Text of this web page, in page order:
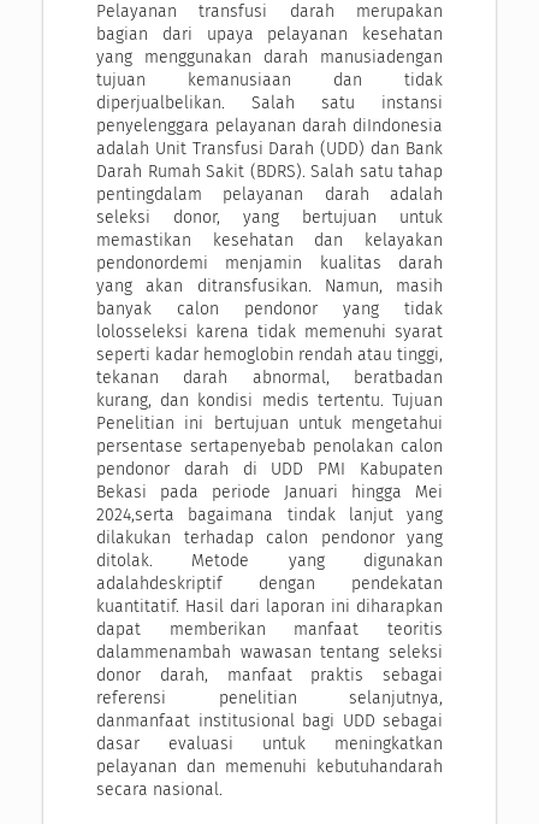
Pelayanan transfusi darah merupakan
bagian dari upaya pelayanan kesehatan
yang menggunakan darah manusiadengan
tujuan kemanusiaan dan tidak
diperjualbelikan. Salah satu instansi
penyelenggara pelayanan darah diIndonesia
adalah Unit Transfusi Darah (UDD) dan Bank
Darah Rumah Sakit (BDRS). Salah satu tahap
pentingdalam pelayanan darah adalah
seleksi donor, yang bertujuan untuk
memastikan kesehatan dan kelayakan
pendonordemi menjamin kualitas darah
yang akan ditransfusikan. Namun, masih
banyak calon pendonor yang tidak
lolosseleksi karena tidak memenuhi syarat
seperti kadar hemoglobin rendah atau tinggi,
tekanan darah abnormal, beratbadan
kurang, dan kondisi medis tertentu. Tujuan
Penelitian ini bertujuan untuk mengetahui
persentase sertapenyebab penolakan calon
pendonor darah di UDD PMI Kabupaten
Bekasi pada periode Januari hingga Mei
2024,serta bagaimana tindak lanjut yang
dilakukan terhadap calon pendonor yang
ditolak. Metode yang digunakan
adalahdeskriptif dengan pendekatan
kuantitatif. Hasil dari laporan ini diharapkan
dapat memberikan manfaat teoritis
dalammenambah wawasan tentang seleksi
donor darah, manfaat praktis sebagai
referensi penelitian selanjutnya,
danmanfaat institusional bagi UDD sebagai
dasar evaluasi untuk meningkatkan
pelayanan dan memenuhi kebutuhandarah
secara nasional.